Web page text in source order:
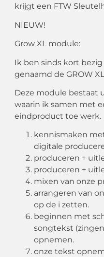
krijgt een FTW
NIEUW!
Grow XL module:
Ik ben sinds kort
genaamd de GROW
Deze module bestaat
waarin ik samen met
eindproduct toe werk.
kennismaken
digitale
produceren +
produceren +
mixen van onze
arrangeren van
op de i zetten.
beginnen met
songtekst
opnemen.
onze tekst